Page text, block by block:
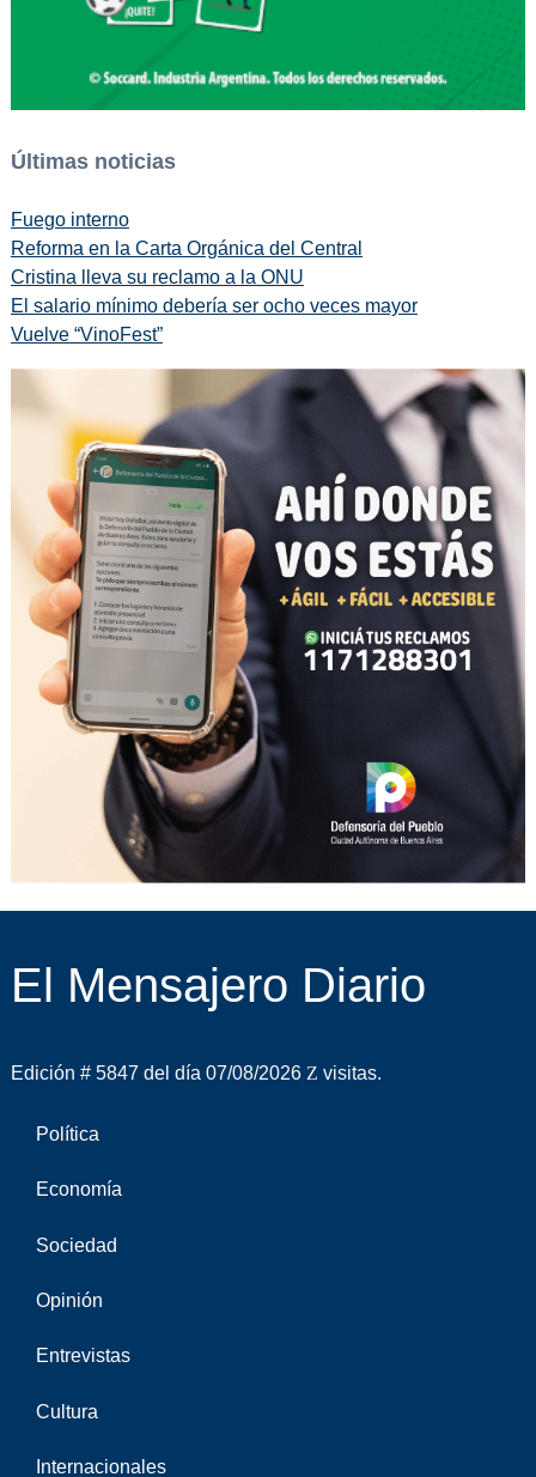
Últimas noticias
Fuego interno
Reforma en la Carta Orgánica del Central
Cristina lleva su reclamo a la ONU
El salario mínimo debería ser ocho veces mayor
Vuelve “VinoFest”
El Mensajero Diario
Edición # 5847 del día 07/08/2026 visitas.
Política
Economía
Sociedad
Opinión
Entrevistas
Cultura
Internacionales